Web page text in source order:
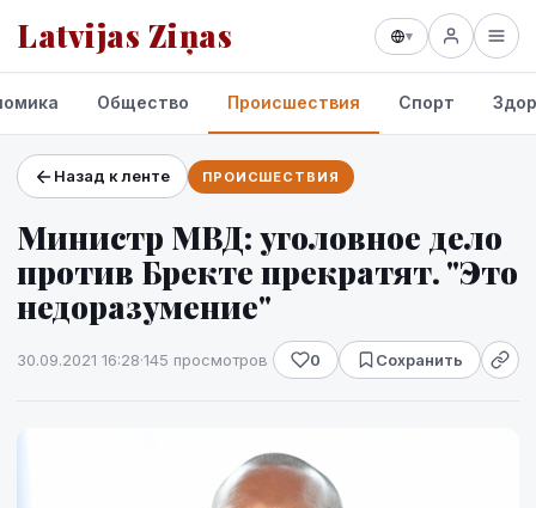
Latvijas Ziņas ▾
Проекты и сервисы
Прогноз погоды
Общество Происшествия Спорт
Назад к ленте ПРОИСШЕСТВИЯ
Министр МВД: уголовное дело
против Бректе прекратят. "Это
недоразумение"
30.09.2021 16:28·145 просмотров 0 Сохранить